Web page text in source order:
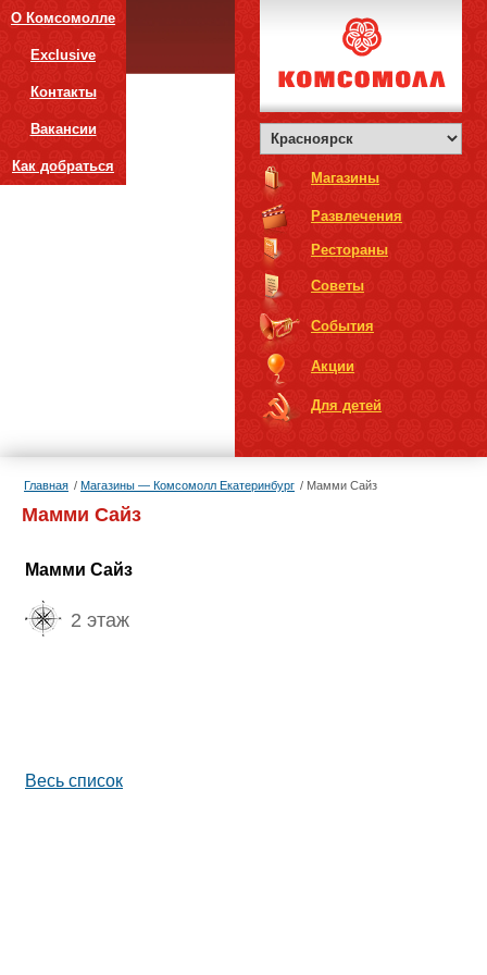
О Комсомолле
Exclusive
Контакты
Вакансии
Как добраться
Магазины
Развлечения
Рестораны
Советы
События
Акции
Для детей
Главная Магазины — Комсомолл Екатеринбург Мамми Сайз
Мамми Сайз
Мамми Сайз
2 этаж
Весь список